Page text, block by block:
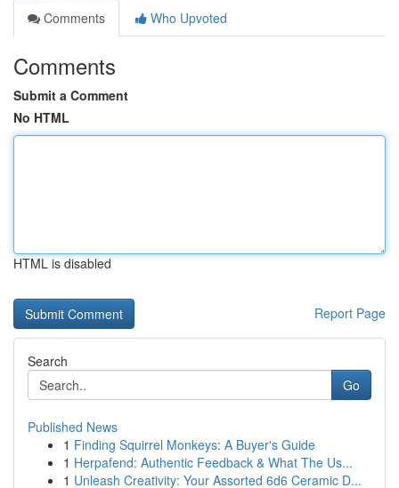
Comments
Who Upvoted
Comments
Submit a Comment
No HTML
HTML is disabled
Report Page
Search
Go
Published News
1 Finding Squirrel Monkeys: A Buyer's Guide
1 Herpafend: Authentic Feedback & What The Us...
1 Unleash Creativity: Your Assorted 6d6 Ceramic D...